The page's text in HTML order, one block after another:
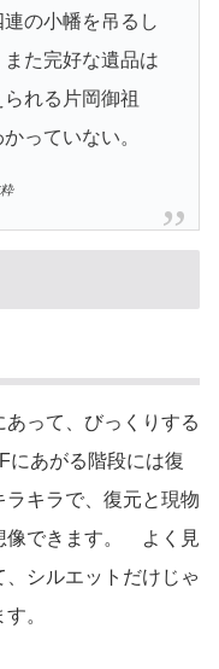
の小幡を吊るし
た完好な遺品は
れる片岡御祖
っていない。
って、びっくりする
あがる階段には復
キラで、復元と現物
像できます。 よく見
シルエットだけじゃ
。